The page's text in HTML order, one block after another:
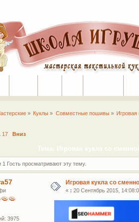
» Куклы » Совместные пошивы» Игровая
17 Вниз
Тема: Игровая кукла со
1 Гость просматривают эту тему.
3975
Игровая кукла со
« : 20 Сентябрь 2015,